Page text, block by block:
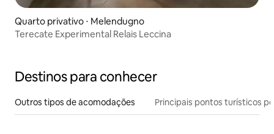
Quarto privativo ⋅ Melendugno
Terecate Experimental Relais Leccina
Destinos para conhecer
Outros tipos de acomodações Principais pontos turísticos